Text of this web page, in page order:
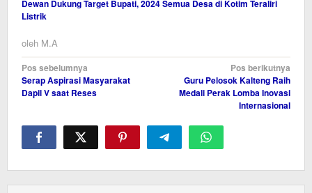
Dewan Dukung Target Bupati, 2024 Semua Desa di Kotim Teraliri
Listrik
oleh M.A
Navigasi
pos
Pos sebelumnya
Serap Aspirasi Masyarakat
Dapil V saat Reses
Pos berikutnya
Guru Pelosok Kalteng Raih
Medali Perak Lomba Inovasi
Internasional